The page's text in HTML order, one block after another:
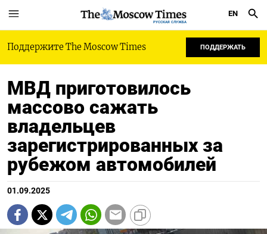
РУССКАЯ СЛУЖБА
EN
Поддержите The Moscow Times ПОДДЕРЖАТЬ
МВД приготовилось
массово сажать
владельцев
зарегистрированных за
рубежом автомобилей
01.09.2025